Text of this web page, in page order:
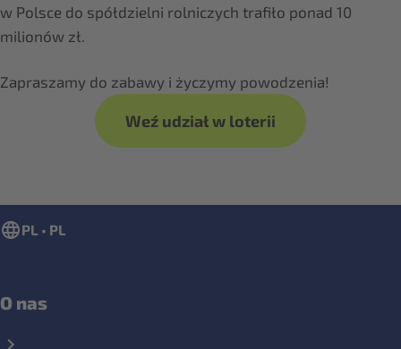
w Polsce do spółdzielni rolniczych trafiło ponad 10
milionów zł.
Zapraszamy do zabawy i życzymy powodzenia!
Weź udział w loterii
PL • PL
O nas